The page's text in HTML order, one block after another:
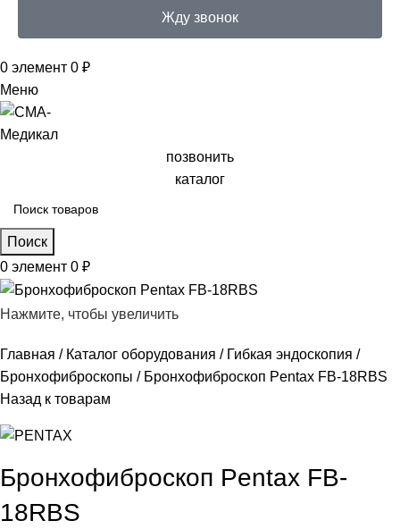
Жду звонок
0 элемент 0 ₽
Меню
позвонить
каталог
Поиск
0 элемент 0 ₽
Нажмите, чтобы увеличить
Главная Каталог оборудования
Гибкая эндоскопия
Бронхофиброскопы
Бронхофиброскоп Pentax FB-18RBS
Назад к товарам
Бронхофиброскоп Pentax FB-
18RBS